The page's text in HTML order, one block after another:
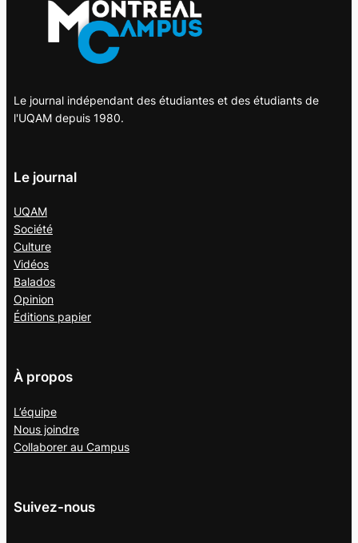
Le journal indépendant des étudiantes et des étudiants de
l'UQAM depuis 1980.
Le journal
UQAM
Société
Culture
Vidéos
Balados
Opinion
Éditions papier
À propos
L’équipe
Nous joindre
Collaborer au Campus
Suivez-nous